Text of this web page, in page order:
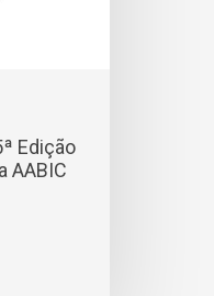
Edição
AABIC